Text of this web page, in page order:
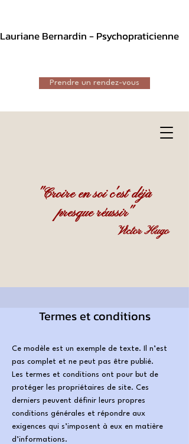
Lauriane Bernardin - Psychopraticienne
Prendre un rendez-vous
"Croire en soi c'est déjà
presque réussir"
Victor Hugo
Termes et conditions
Ce modèle est un exemple de texte. Il n’est
pas complet et ne peut pas être publié.
Les termes et conditions ont pour but de
protéger les propriétaires de site. Ces
derniers peuvent définir leurs propres
conditions générales et répondre aux
exigences qui s’imposent à eux en matière
d’informations.